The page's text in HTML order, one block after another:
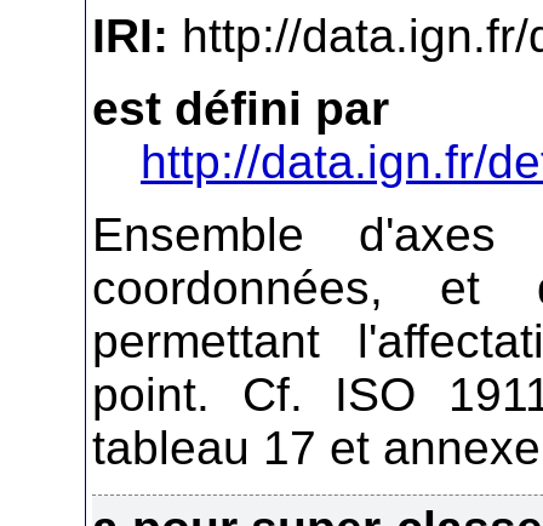
IRI: http://
est défini par
http://data.ign.fr/
Ensemble
coordonnées, et
permettant
point. Cf. ISO
tableau 17 et